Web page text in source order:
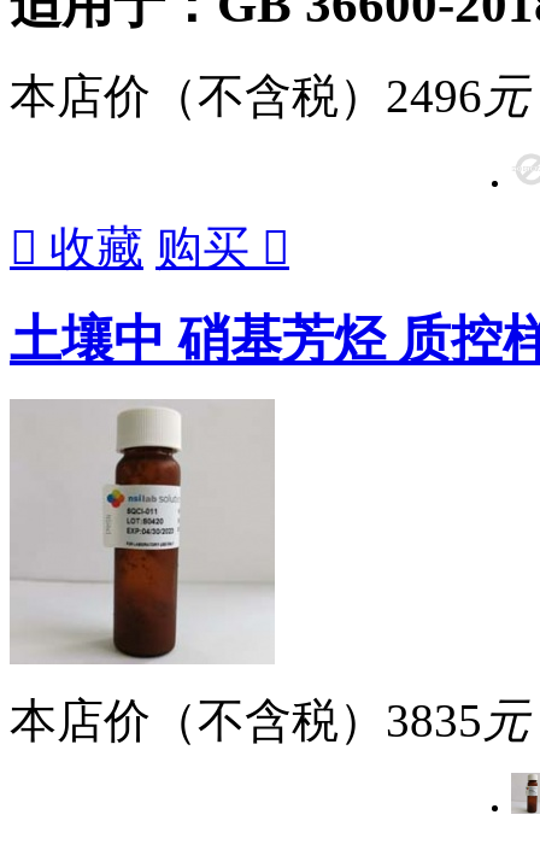
本店价（不含税） 2496元
 收藏 购买 
土壤中 硝基芳烃 质控
本店价（不含税） 3835 元